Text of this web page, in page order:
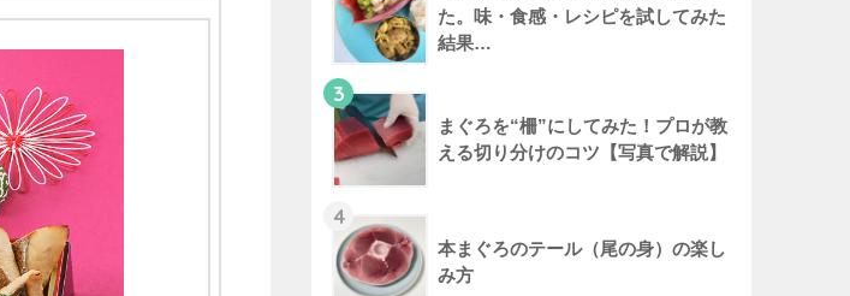
た。味・食感・レシピを試してみた
結果…
3
まぐろを“柵”にしてみた！プロが教
える切り分けのコツ【写真で解説】
4
本まぐろのテール（尾の身）の楽し
み方